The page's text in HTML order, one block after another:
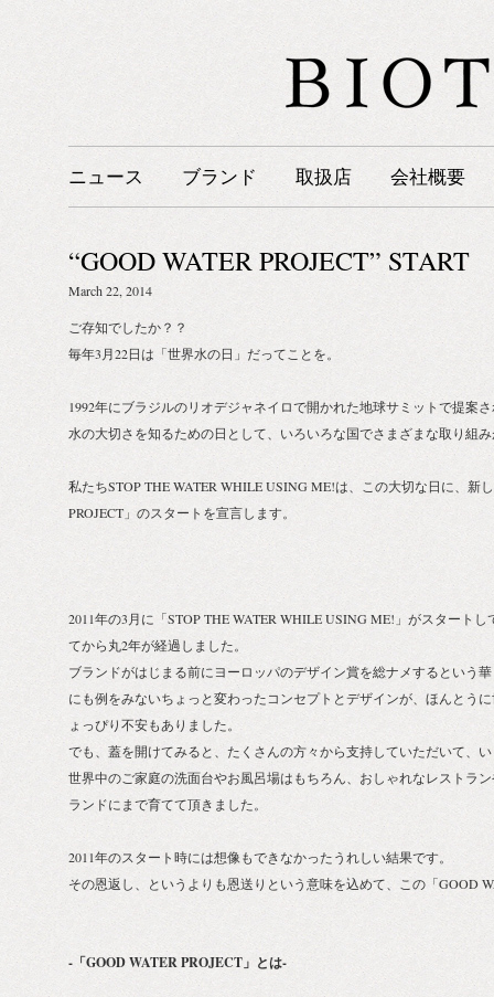
ニュース ブランド 取扱店 会社概要
“GOOD WATER PROJECT” START
March 22, 2014
ご存知でしたか？？
毎年3月22日は「世界水の日」だってことを。
1992年にブラジルのリオデジャネイロで開かれた地球サミットで提案
水の大切さを知るための日として、いろいろな国でさまざまな取り組
私たちSTOP THE WATER WHILE USING ME!は、この大切な日に、新
PROJECT」のスタートを宣言します。
2011年の3月に「STOP THE WATER WHILE USING ME!」がスタート
てから丸2年が経過しました。
ブランドがはじまる前にヨーロッパのデザイン賞を総ナメするという
にも例をみないちょっと変わったコンセプトとデザインが、ほんとう
ょっぴり不安もありました。
でも、蓋を開けてみると、たくさんの方々から支持していただいて、
世界中のご家庭の洗面台やお風呂場はもちろん、おしゃれなレストラ
ランドにまで育てて頂きました。
2011年のスタート時には想像もできなかったうれしい結果です。
その恩返し、というよりも恩送りという意味を込めて、この「GOOD
-「GOOD WATER PROJECT」とは-